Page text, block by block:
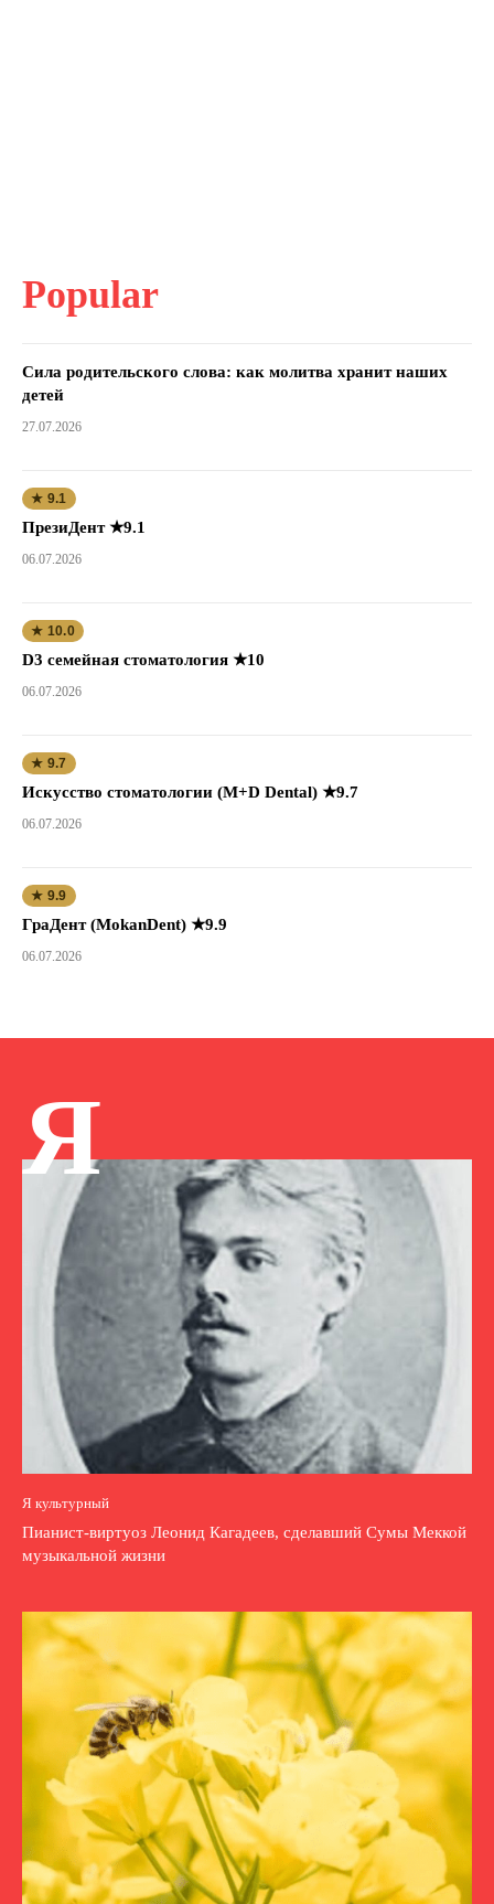
Popular
Сила родительского слова: как молитва хранит наших
детей
27.07.2026
★ 9.1
ПрезиДент ★9.1
06.07.2026
★ 10.0
D3 семейная стоматология ★10
06.07.2026
★ 9.7
Искусство стоматологии (M+D Dental) ★9.7
06.07.2026
★ 9.9
ГраДент (MokanDent) ★9.9
06.07.2026
Я
Я культурный
Пианист-виртуоз Леонид Кагадеев, сделавший Сумы Меккой
музыкальной жизни